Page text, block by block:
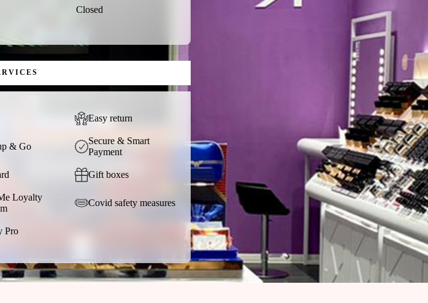
Closed
Easy return
& Go
Secure & Smart
Payment
Gift boxes
Loyalty
Covid safety measures
Pro